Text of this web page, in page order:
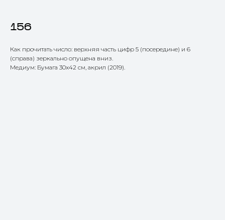
156
Как прочитать число: верхняя часть цифр 5 (посередине) и 6
(справа) зеркально опущена вниз.
Медиум: Бумага 30х42 см, акрил (2019).